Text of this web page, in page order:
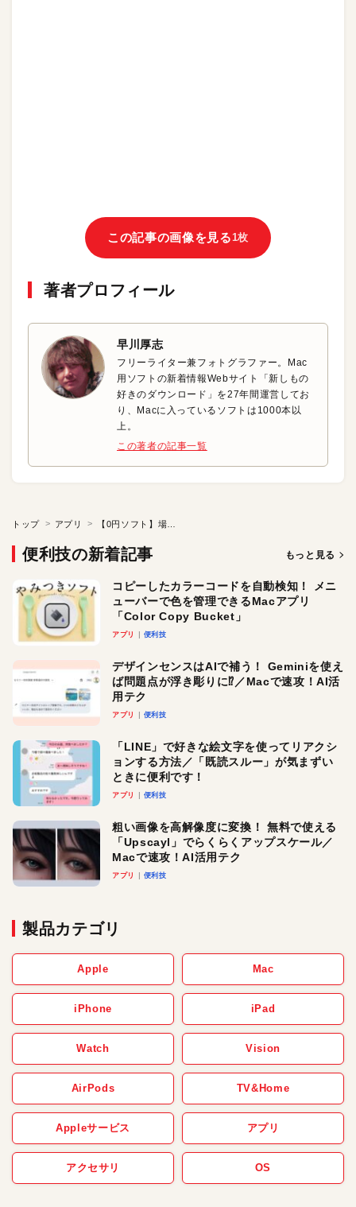
この記事の画像を見る1枚
著者プロフィール
早川厚志
フリーライター兼フォトグラファー。Mac
用ソフトの新着情報Webサイト「新しもの
好きのダウンロード」を27年間運営してお
り、Macに入っているソフトは1000本以
上。
この著者の記事一覧
トップ アプリ
便利技の新着記事 もっと見る
コピーしたカラーコードを自動検知！ メニ
ューバーで色を管理できるMacアプリ
「Color Copy Bucket」
アプリ 便利技
デザインセンスはAIで補う！ Geminiを使え
ば問題点が浮き彫りに⁉︎／Macで速攻！AI活
用テク
アプリ 便利技
「LINE」で好きな絵文字を使ってリアクシ
ョンする方法／「既読スルー」が気まずい
ときに便利です！
アプリ 便利技
粗い画像を高解像度に変換！ 無料で使える
「Upscayl」でらくらくアップスケール／
Macで速攻！AI活用テク
アプリ 便利技
製品カテゴリ
Apple Mac
iPhone iPad
Watch Vision
AirPods TV&Home
Appleサービス アプリ
アクセサリ OS